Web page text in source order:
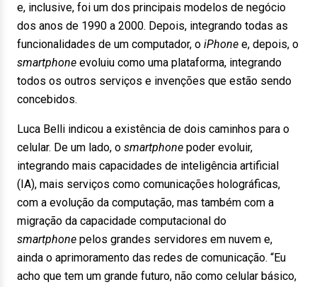
e, inclusive, foi um dos principais modelos de negócio
dos anos de 1990 a 2000. Depois, integrando todas as
funcionalidades de um computador, o iPhone e, depois, o
smartphone evoluiu como uma plataforma, integrando
todos os outros serviços e invenções que estão sendo
concebidos.
Luca Belli indicou a existência de dois caminhos para o
celular. De um lado, o smartphone poder evoluir,
integrando mais capacidades de inteligência artificial
(IA), mais serviços como comunicações holográficas,
com a evolução da computação, mas também com a
migração da capacidade computacional do
smartphone pelos grandes servidores em nuvem e,
ainda o aprimoramento das redes de comunicação. “Eu
acho que tem um grande futuro, não como celular básico,